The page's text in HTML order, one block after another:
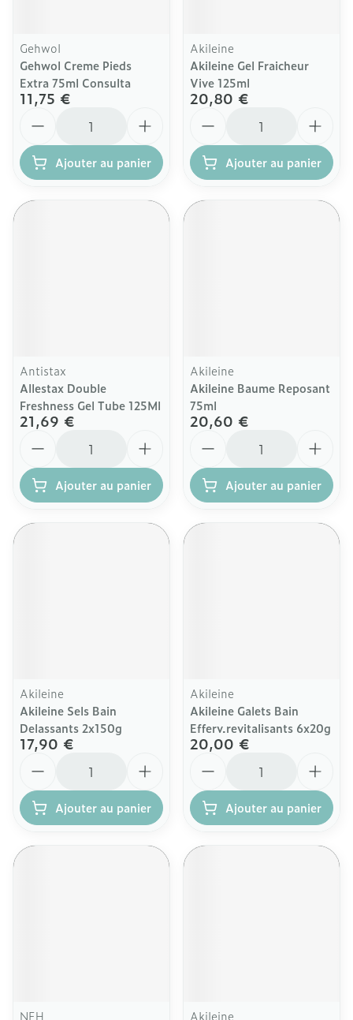
Gehwol
Gehwol Creme Pieds
Extra 75ml Consulta
11,75 €
Ajouter au panier
Akileine
Akileine Gel Fraicheur
Vive 125ml
20,80 €
Ajouter au panier
Antistax
Allestax Double
Freshness Gel Tube 125Ml
21,69 €
Ajouter au panier
Akileine
Akileine Baume Reposant
75ml
20,60 €
Ajouter au panier
Akileine
Akileine Sels Bain
Delassants 2x150g
17,90 €
Ajouter au panier
Akileine
Akileine Galets Bain
Efferv.revitalisants 6x20g
20,00 €
Ajouter au panier
NEH Akileine